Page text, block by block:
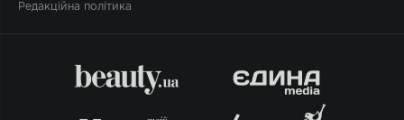
Редакційна політика